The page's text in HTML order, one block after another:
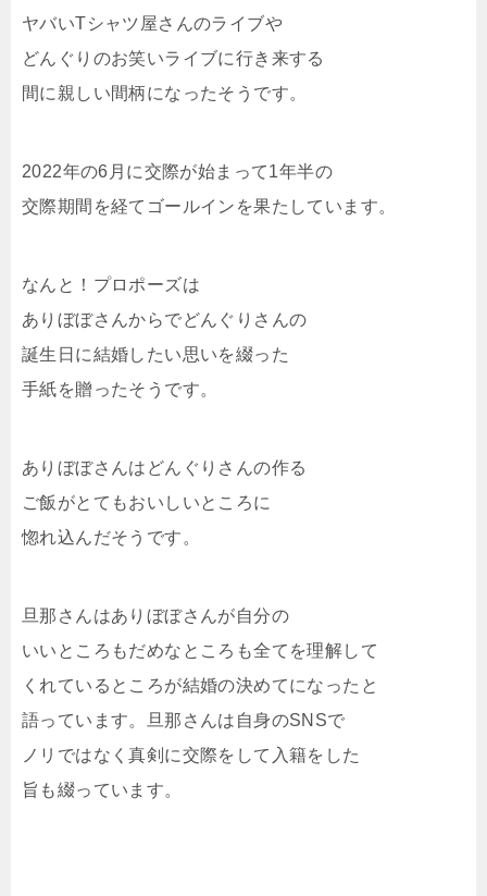
ヤバいTシャツ屋さんのライブや
どんぐりのお笑いライブに行き来する
間に親しい間柄になったそうです。
2022年の6月に交際が始まって1年半の
交際期間を経てゴールインを果たしています。
なんと！プロポーズは
ありぼぼさんからでどんぐりさんの
誕生日に結婚したい思いを綴った
手紙を贈ったそうです。
ありぼぼさんはどんぐりさんの作る
ご飯がとてもおいしいところに
惚れ込んだそうです。
旦那さんはありぼぼさんが自分の
いいところもだめなところも全てを理解して
くれているところが結婚の決めてになったと
語っています。旦那さんは自身のSNSで
ノリではなく真剣に交際をして入籍をした
旨も綴っています。